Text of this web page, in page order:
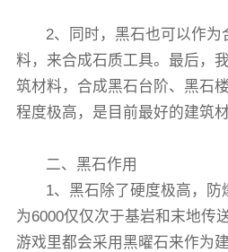
2、同时，黑石也可以作为
料，来合成石质工具。最后，
筑材料，合成黑石台阶、黑石
程度极高，是目前最好的建筑材
二、黑石作用
1、黑石除了硬度极高，防
为6000仅仅次于基岩和末地传
游戏里都会采用黑曜石来作为